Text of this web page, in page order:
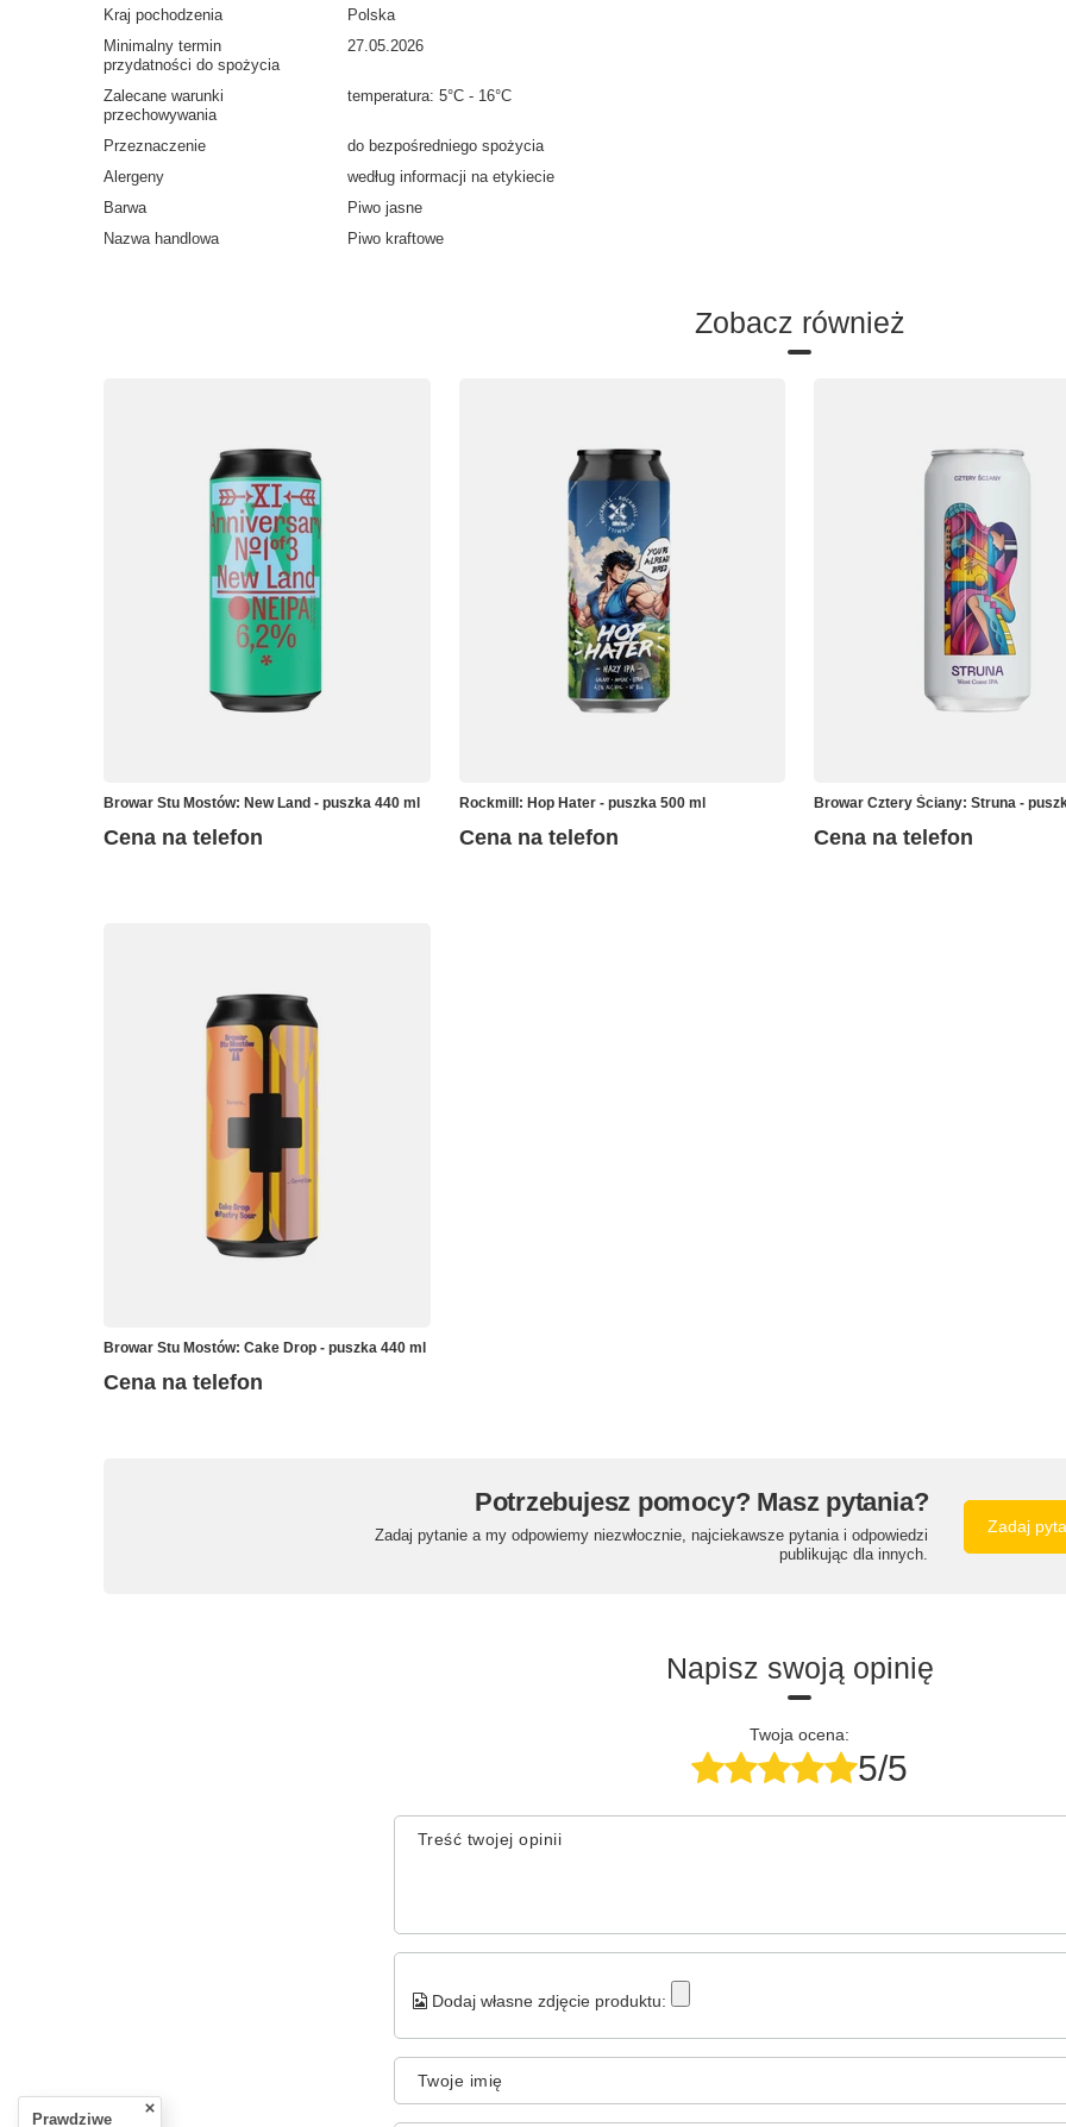
Kraj pochodzenia
Polska
Minimalny termin
przydatności do spożycia
27.05.2026
Zalecane warunki
przechowywania
temperatura: 5°C - 16°C
Przeznaczenie
do bezpośredniego spożycia
Alergeny
według informacji na etykiecie
Barwa
Piwo jasne
Nazwa handlowa
Piwo kraftowe
Zobacz również
Browar Stu Mostów: New Land - puszka 440 ml
Cena na telefon
Rockmill: Hop Hater - puszka 500 ml
Cena na telefon
Browar Cztery Ściany: Struna -
Cena na telefon
Browar Stu Mostów: Cake Drop - puszka 440 ml
Cena na telefon
Potrzebujesz pomocy? Masz pytania?
Zadaj pytanie a my odpowiemy niezwłocznie, najciekawsze pytania i odpowiedzi
publikując dla innych.
Zadaj
Napisz swoją opinię
Twoja ocena:
5/5
Treść twojej opinii
Dodaj własne zdjęcie produktu:
Twoje imię
Prawdziwe